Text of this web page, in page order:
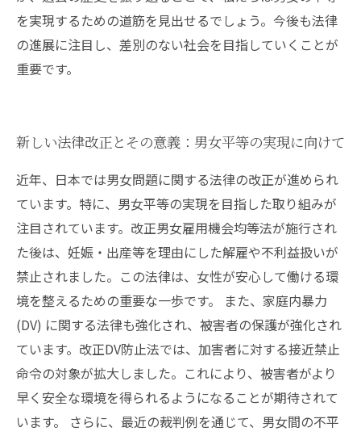
を実現するための道筋を見出せるでしょう。今後も法律
の進展に注目し、差別のない社会を目指していくことが
重要です。
新しい法律改正とその意義：男女平等の実現に向けて
近年、日本では男女問題に関する法律の改正が進められ
ています。特に、男女平等の実現を目指した取り組みが
注目されています。改正男女雇用機会均等法が施行され
た後は、妊娠・出産等を理由にした解雇や不利益扱いが
禁止されました。この法律は、女性が安心して働ける環
境を整えるための重要な一歩です。 また、家庭内暴力
(DV) に関する法律も強化され、被害者の保護が強化され
ています。改正DV防止法では、加害者に対する接近禁止
命令の対象が拡大しました。これにより、被害者がより
早く安全な環境を得られるようになることが期待されて
います。 さらに、最近の裁判例を通じて、男女間の不平